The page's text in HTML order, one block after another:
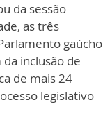
da sessão
as três
gaúcho
inclusão de
de mais 24
legislativo